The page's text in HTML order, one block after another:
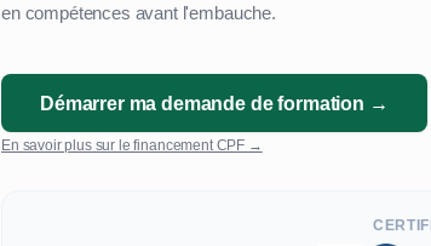
en compétences avant l'embauche.
Démarrer ma demande de formation →
En savoir plus sur le financement CPF →